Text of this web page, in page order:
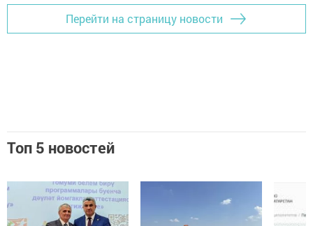
Перейти на страницу новости
Топ 5 новостей